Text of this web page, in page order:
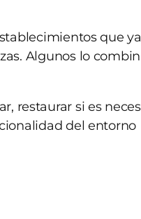
que ya
Algunos lo
restaurar si es
del entorno